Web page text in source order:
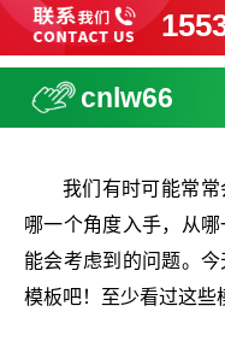
cnlw66
我们有时可能常
哪一个角度入手，从
能会考虑到的问题。
模板吧！至少看过这些